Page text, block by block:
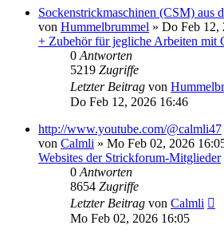
Sockenstrickmaschinen (CSM) aus
von Hummelbrummel » Do Feb 12,
+ Zubehör für jegliche Arbeiten mit
0 Antworten
5219 Zugriffe
Letzter Beitrag von
Do Feb 12, 2026 16:46
http://www.youtube.com/@calmli47
von Calmli » Mo Feb 02, 2026
Websites der Strickforum-Mitglieder
0 Antworten
8654 Zugriffe
Letzter Beitrag von Calmli
Mo Feb 02, 2026 16:05